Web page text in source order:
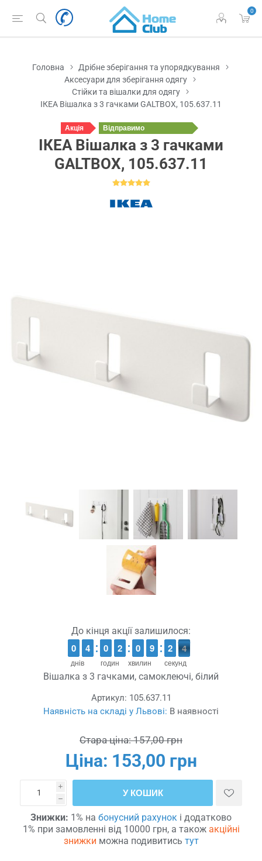
0
Головна
Дрібне зберігання та упорядкування
Аксесуари для зберігання одягу
Стійки та вішалки для одягу
ІКЕА Вішалка з 3 гачками GALTBOX, 105.637.11
Акція
Відправимо
завтра
ІКЕА Вішалка з 3 гачками
GALTBOX, 105.637.11
До кінця акції залишилося:
днів
9
9
0
0 3
3
4
4
годин
9
9
0
0 1
1
2
2
хвилин
9
9
0
0 8
8
9
9
секунд
3
2
2 3
2
2
Вішалка з 3 гачками, самоклеючі, білий
Артикул: 105.637.11
Наявність на складі у Львові: В наявності
Стара ціна: 157,00 грн
Ціна: 153,00 грн
i
h
У КОШИК
Знижки: 1% на бонусний рахунок і додатково
1% при замовленні від 10000 грн, а також акційні
знижки можна подивитись тут